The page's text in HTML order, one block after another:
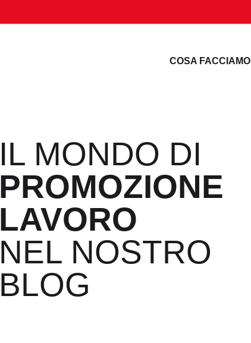
COSA FACCIAMO
IL MONDO DI
PROMOZIONE
LAVORO
NEL NOSTRO
BLOG